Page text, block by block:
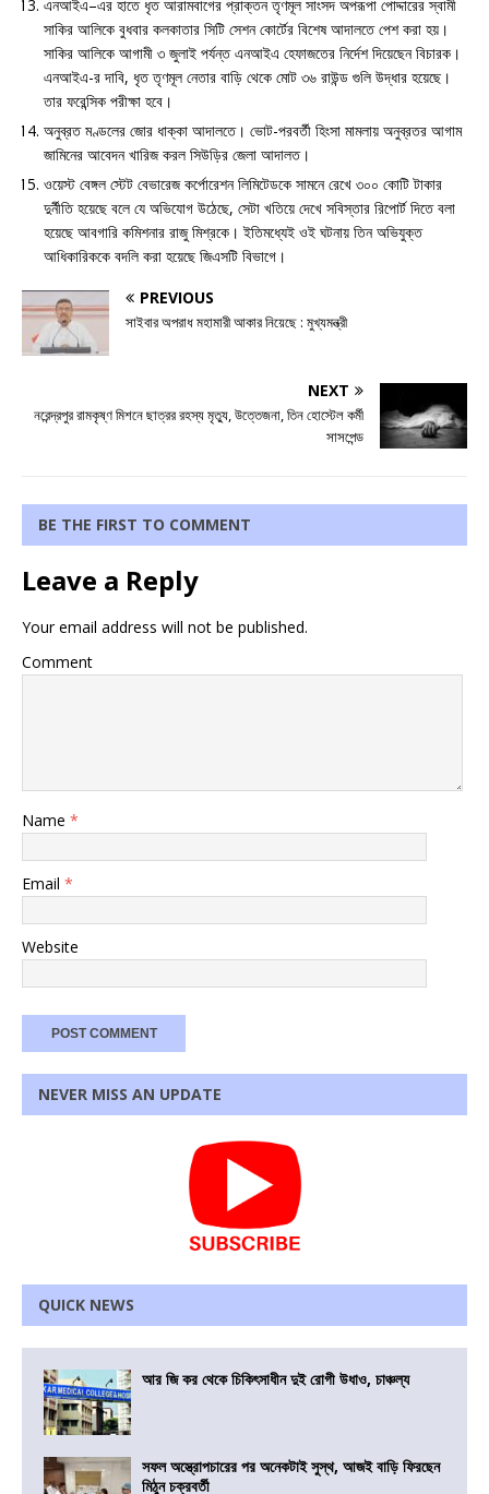
এনআইএ–এর হাতে ধৃত আরামবাগের প্রাক্তন তৃণমূল সাংসদ অপরূপা পোদ্দারের স্বামী
সাকির আলিকে বুধবার কলকাতার সিটি সেশন কোর্টের বিশেষ আদালতে পেশ করা হয়।
সাকির আলিকে আগামী ৩ জুলাই পর্যন্ত এনআইএ হেফাজতের নির্দেশ দিয়েছেন বিচারক।
এনআইএ-র দাবি, ধৃত তৃণমূল নেতার বাড়ি থেকে মোট ৩৬ রাউন্ড গুলি উদ্ধার হয়েছে।
তার ফরেন্সিক পরীক্ষা হবে।
অনুব্রত মণ্ডলের জোর ধাক্কা আদালতে। ভোট-পরবর্তী হিংসা মামলায় অনুব্রতর আগাম
জামিনের আবেদন খারিজ করল সিউড়ির জেলা আদালত।
ওয়েস্ট বেঙ্গল স্টেট বেভারেজ কর্পোরেশন লিমিটেডকে সামনে রেখে ৩০০ কোটি টাকার
দুর্নীতি হয়েছে বলে যে অভিযোগ উঠেছে, সেটা খতিয়ে দেখে সবিস্তার রিপোর্ট দিতে বলা
হয়েছে আবগারি কমিশনার রাজু মিশ্রকে। ইতিমধ্যেই ওই ঘটনায় তিন অভিযুক্ত
আধিকারিককে বদলি করা হয়েছে জিএসটি বিভাগে।
PREVIOUS
সাইবার অপরাধ মহামারী আকার নিয়েছে : মুখ্যমন্ত্রী
NEXT
নরেন্দ্রপুর রামকৃষ্ণ মিশনে ছাত্রর রহস্য মৃত্যু, উত্তেজনা, তিন হোস্টেল কর্মী
সাসপেন্ড
BE THE FIRST TO COMMENT
Leave a Reply
Your email address will not be published.
Comment
Name *
Email *
Website
NEVER MISS AN UPDATE
QUICK NEWS
আর জি কর থেকে চিকিৎসাধীন দুই রোগী উধাও, চাঞ্চল্য
সফল অস্ত্রোপচারের পর অনেকটাই সুস্থ, আজই বাড়ি ফিরছেন
মিঠুন চক্রবর্তী